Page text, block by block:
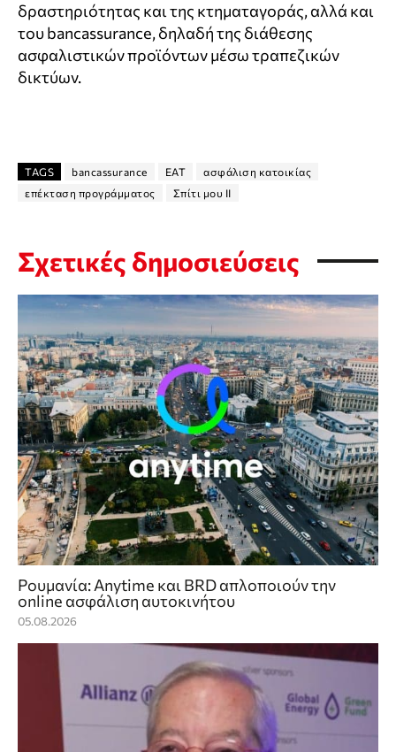
δραστηριότητας και της κτηματαγοράς, αλλά και
του bancassurance, δηλαδή της διάθεσης
ασφαλιστικών προϊόντων μέσω τραπεζικών
δικτύων.
TAGS bancassurance EAT
ασφάλιση κατοικίας
επέκταση προγράμματος
Σπίτι μου ΙΙ
Σχετικές δημοσιεύσεις
Ρουμανία: Anytime και BRD απλοποιούν την
online ασφάλιση αυτοκινήτου
05.08.2026